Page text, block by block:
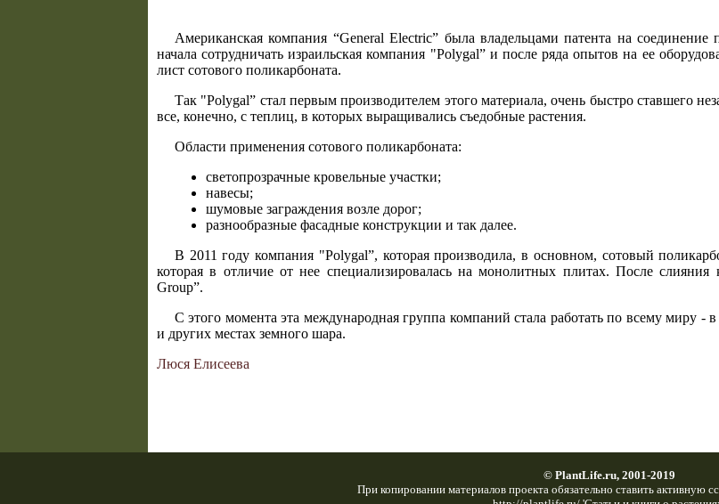
Американская компания “General Electric” была владельцами патента на соединение
начала сотрудничать израильская компания "Polygal” и после ряда опытов на ее
лист сотового поликарбоната.
Так "Polygal” стал первым производителем этого материала, очень быстро ставшего
все, конечно, с теплиц, в которых выращивались съедобные растения.
Области применения сотового поликарбоната:
светопрозрачные кровельные участки;
навесы;
шумовые заграждения возле дорог;
разнообразные фасадные конструкции и так далее.
В 2011 году компания "Polygal”, которая производила, в основном, сотовый
которая в отличие от нее специализировалась на монолитных плитах. После слияния
Group”.
С этого момента эта международная группа компаний стала работать по всему
и других местах земного шара.
Люся Елисеева
© PlantLife.ru, 2001-2019
При копировании материалов проекта обязательно ставить активную